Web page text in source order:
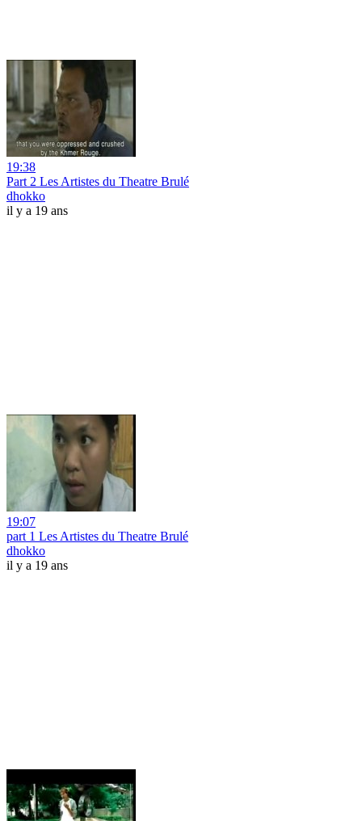
19:38
Part 2 Les Artistes du Theatre Brulé
dhokko
il y a 19 ans
19:07
part 1 Les Artistes du Theatre Brulé
dhokko
il y a 19 ans